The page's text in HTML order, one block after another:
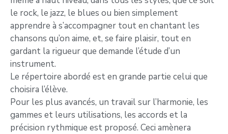
le rock, le jazz, le blues ou bien simplement
apprendre à s’accompagner tout en chantant les
chansons qu’on aime, et, se faire plaisir, tout en
gardant la rigueur que demande l’étude d’un
instrument.
Le répertoire abordé est en grande partie celui que
choisira l’élève.
Pour les plus avancés, un travail sur l’harmonie, les
gammes et leurs utilisations, les accords et la
précision rythmique est proposé. Ceci amènera